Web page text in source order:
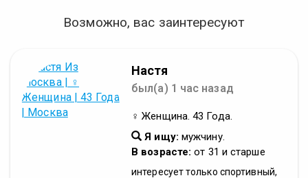
Возможно, вас заинтересуют
Настя
был(а) 1 час назад
♀ Женщина. 43 Года.
Я ищу: мужчину.
В возрасте: от 31 и старше
интересует только спортивный,